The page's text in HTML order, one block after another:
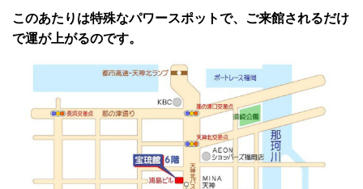
このあたりは特殊なパワースポットで、ご来館されるだけ
で運が上がるのです。